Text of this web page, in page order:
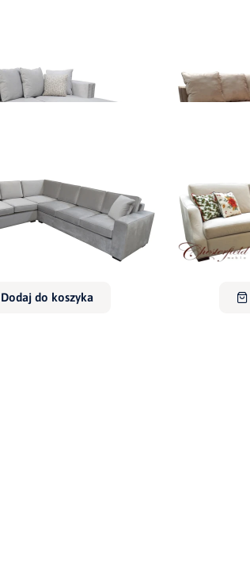
Dodaj do koszyka
Dodaj do koszyka
Narożnik Sonia
Dodaj do koszyka